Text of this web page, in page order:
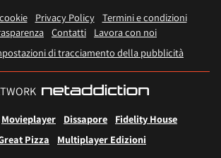
Privacy Policy
Termini e condizioni
Contatti
Lavora con noi
di tracciamento della pubblicità
Movieplayer Dissapore
Fidelity House
Pizza
Multiplayer Edizioni